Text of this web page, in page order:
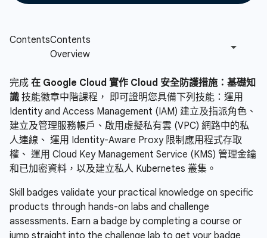
完成 在 Google Cloud 實作 Cloud 安全防護措施：基礎知
識 技能徽章中階課程， 即可證明您具備下列技能：運用
Identity and Access Management (IAM) 建立及指派角色、
建立及管理服務帳戶、啟用虛擬私有雲 (VPC) 網路中的私
人連線、 運用 Identity-Aware Proxy 限制應用程式存取
權、 運用 Cloud Key Management Service (KMS) 管理金鑰
和已加密資料，以及建立私人 Kubernetes 叢集。
Skill badges validate your practical knowledge on specific
products through hands-on labs and challenge
assessments. Earn a badge by completing a course or
jump straight into the challenge lab to get your badge